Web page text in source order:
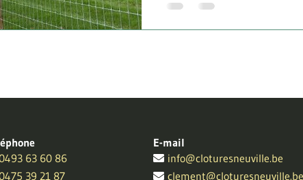
En réalité, ce type de
63 60 86
39 21 87
E-mail
info@cloturesneuville.be
clement@cloturesneuville.be